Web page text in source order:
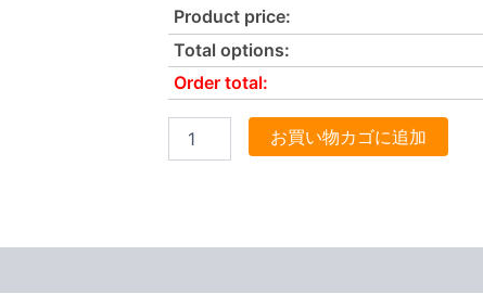
Product price:
Total options:
Order total:
お買い物カゴに追加